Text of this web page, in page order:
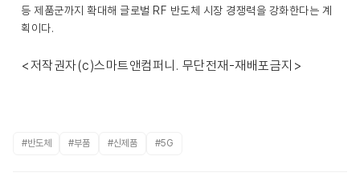
등 제품군까지 확대해 글로벌 RF 반도체 시장 경쟁력을 강화한다는 계
획이다.
<저작권자(c)스마트앤컴퍼니. 무단전재-재배포금지>
#반도체 #부품 #신제품 #5G